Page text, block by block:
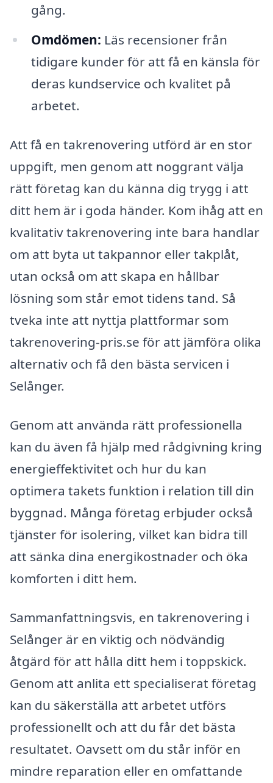
gång.
Omdömen: Läs recensioner från
tidigare kunder för att få en känsla för
deras kundservice och kvalitet på
arbetet.
Att få en takrenovering utförd är en stor
uppgift, men genom att noggrant välja
rätt företag kan du känna dig trygg i att
ditt hem är i goda händer. Kom ihåg att en
kvalitativ takrenovering inte bara handlar
om att byta ut takpannor eller takplåt,
utan också om att skapa en hållbar
lösning som står emot tidens tand. Så
tveka inte att nyttja plattformar som
takrenovering-pris.se för att jämföra olika
alternativ och få den bästa servicen i
Selånger.
Genom att använda rätt professionella
kan du även få hjälp med rådgivning kring
energieffektivitet och hur du kan
optimera takets funktion i relation till din
byggnad. Många företag erbjuder också
tjänster för isolering, vilket kan bidra till
att sänka dina energikostnader och öka
komforten i ditt hem.
Sammanfattningsvis, en takrenovering i
Selånger är en viktig och nödvändig
åtgärd för att hålla ditt hem i toppskick.
Genom att anlita ett specialiserat företag
kan du säkerställa att arbetet utförs
professionellt och att du får det bästa
resultatet. Oavsett om du står inför en
mindre reparation eller en omfattande